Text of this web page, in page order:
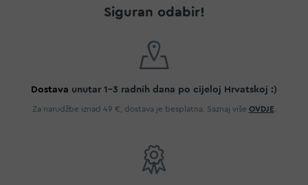
Siguran odabir!
Dostava unutar 1-3 radnih dana po cijeloj Hrvatskoj :)
Za narudžbe iznad 49 €, dostava je besplatna. Saznaj više OVDJE